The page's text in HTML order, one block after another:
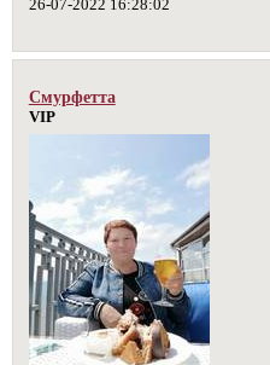
26-07-2022 16:28:02
Смурфетта
VIP